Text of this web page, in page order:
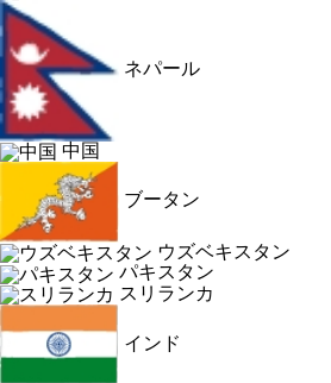
ネパール
中国
ブータン
ウズベキスタン
パキスタン
スリランカ
インド